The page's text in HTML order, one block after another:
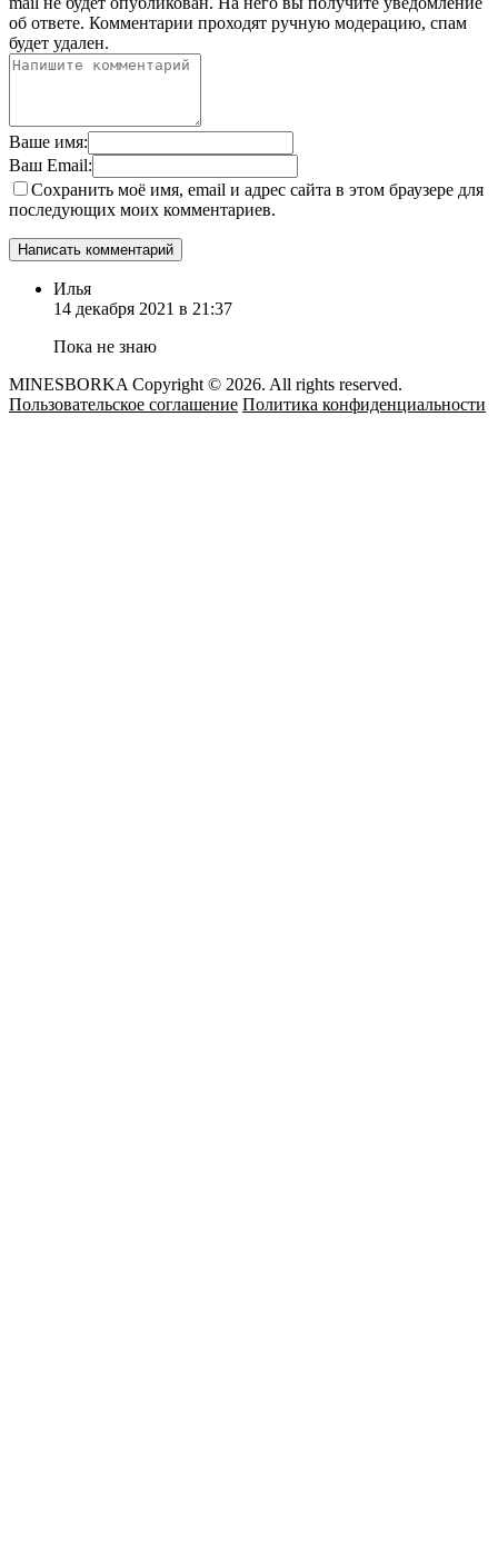
об ответе. Комментарии проходят ручную модерацию, спам
будет удален.
Ваше имя:
Ваш Email:
Сохранить моё имя, email и адрес сайта в этом браузере для
последующих моих комментариев.
Илья
14 декабря 2021 в 21:37
Пока не знаю
MINESBORKA Copyright © 2026. All rights reserved.
Пользовательское соглашение Политика конфиденциальности